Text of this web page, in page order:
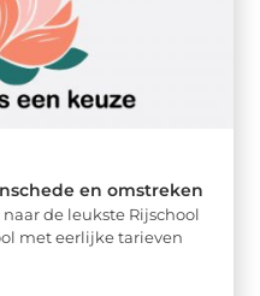
en omstreken
de leukste Rijschool
met eerlijke tarieven